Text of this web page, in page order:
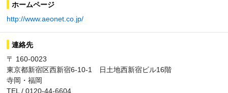
ホームページ
http://www.aeonet.co.jp/
連絡先
〒 160-0023
東京都新宿区西新宿6-10-1 日土地西新宿ビル16階
寺岡・福岡
TEL / 0120-44-6604